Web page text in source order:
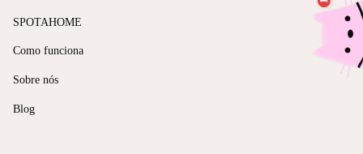
SPOTAHOME
Como funciona
Sobre nós
Blog